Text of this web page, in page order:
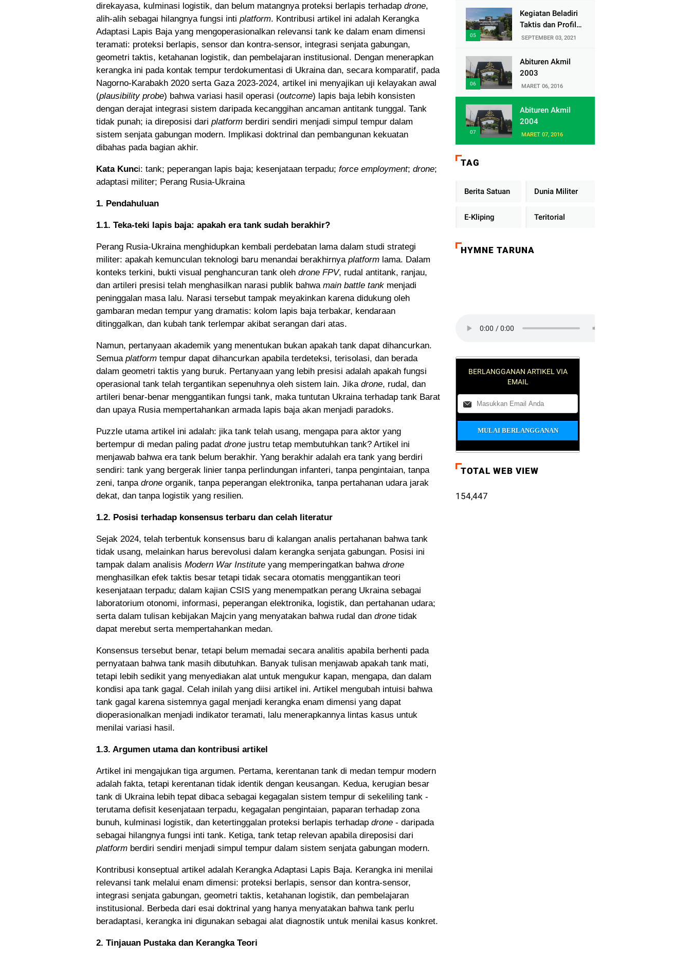
direkayasa, kulminasi logistik, dan belum matangnya proteksi berlapis terhadap drone,
alih-alih sebagai hilangnya fungsi inti platform. Kontribusi artikel ini adalah Kerangka
Adaptasi Lapis Baja yang mengoperasionalkan relevansi tank ke dalam enam dimensi
teramati: proteksi berlapis, sensor dan kontra-sensor, integrasi senjata gabungan,
geometri taktis, ketahanan logistik, dan pembelajaran institusional. Dengan menerapkan
kerangka ini pada kontak tempur terdokumentasi di Ukraina dan, secara komparatif, pada
Nagorno-Karabakh 2020 serta Gaza 2023-2024, artikel ini menyajikan uji kelayakan awal
(plausibility probe) bahwa variasi hasil operasi (outcome) lapis baja lebih konsisten
dengan derajat integrasi sistem daripada kecanggihan ancaman antitank tunggal. Tank
tidak punah; ia direposisi dari platform berdiri sendiri menjadi simpul tempur dalam
sistem senjata gabungan modern. Implikasi doktrinal dan pembangunan kekuatan
dibahas pada bagian akhir.
Kata Kunci: tank; peperangan lapis baja; kesenjataan terpadu; force employment; drone;
adaptasi militer; Perang Rusia-Ukraina
1. Pendahuluan
1.1. Teka-teki lapis baja: apakah era tank sudah berakhir?
Perang Rusia-Ukraina menghidupkan kembali perdebatan lama dalam studi strategi
militer: apakah kemunculan teknologi baru menandai berakhirnya platform lama. Dalam
konteks terkini, bukti visual penghancuran tank oleh drone FPV, rudal antitank, ranjau,
dan artileri presisi telah menghasilkan narasi publik bahwa main battle tank menjadi
peninggalan masa lalu. Narasi tersebut tampak meyakinkan karena didukung oleh
gambaran medan tempur yang dramatis: kolom lapis baja terbakar, kendaraan
ditinggalkan, dan kubah tank terlempar akibat serangan dari atas.
Namun, pertanyaan akademik yang menentukan bukan apakah tank dapat dihancurkan.
Semua platform tempur dapat dihancurkan apabila terdeteksi, terisolasi, dan berada
dalam geometri taktis yang buruk. Pertanyaan yang lebih presisi adalah apakah fungsi
operasional tank telah tergantikan sepenuhnya oleh sistem lain. Jika drone, rudal, dan
artileri benar-benar menggantikan fungsi tank, maka tuntutan Ukraina terhadap tank Barat
dan upaya Rusia mempertahankan armada lapis baja akan menjadi paradoks.
Puzzle utama artikel ini adalah: jika tank telah usang, mengapa para aktor yang
bertempur di medan paling padat drone justru tetap membutuhkan tank? Artikel ini
menjawab bahwa era tank belum berakhir. Yang berakhir adalah era tank yang berdiri
sendiri: tank yang bergerak linier tanpa perlindungan infanteri, tanpa pengintaian, tanpa
zeni, tanpa drone organik, tanpa peperangan elektronika, tanpa pertahanan udara jarak
dekat, dan tanpa logistik yang resilien.
1.2. Posisi terhadap konsensus terbaru dan celah literatur
Sejak 2024, telah terbentuk konsensus baru di kalangan analis pertahanan bahwa tank
tidak usang, melainkan harus berevolusi dalam kerangka senjata gabungan. Posisi ini
tampak dalam analisis Modern War Institute yang memperingatkan bahwa drone
menghasilkan efek taktis besar tetapi tidak secara otomatis menggantikan teori
kesenjataan terpadu; dalam kajian CSIS yang menempatkan perang Ukraina sebagai
laboratorium otonomi, informasi, peperangan elektronika, logistik, dan pertahanan udara;
serta dalam tulisan kebijakan Majcin yang menyatakan bahwa rudal dan drone tidak
dapat merebut serta mempertahankan medan.
Konsensus tersebut benar, tetapi belum memadai secara analitis apabila berhenti pada
pernyataan bahwa tank masih dibutuhkan. Banyak tulisan menjawab apakah tank mati,
tetapi lebih sedikit yang menyediakan alat untuk mengukur kapan, mengapa, dan dalam
kondisi apa tank gagal. Celah inilah yang diisi artikel ini. Artikel mengubah intuisi bahwa
tank gagal karena sistemnya gagal menjadi kerangka enam dimensi yang dapat
dioperasionalkan menjadi indikator teramati, lalu menerapkannya lintas kasus untuk
menilai variasi hasil.
1.3. Argumen utama dan kontribusi artikel
Artikel ini mengajukan tiga argumen. Pertama, kerentanan tank di medan tempur modern
adalah fakta, tetapi kerentanan tidak identik dengan keusangan. Kedua, kerugian besar
tank di Ukraina lebih tepat dibaca sebagai kegagalan sistem tempur di sekeliling tank -
terutama defisit kesenjataan terpadu, kegagalan pengintaian, paparan terhadap zona
bunuh, kulminasi logistik, dan ketertinggalan proteksi berlapis terhadap drone - daripada
sebagai hilangnya fungsi inti tank. Ketiga, tank tetap relevan apabila direposisi dari
platform berdiri sendiri menjadi simpul tempur dalam sistem senjata gabungan modern.
Kontribusi konseptual artikel adalah Kerangka Adaptasi Lapis Baja. Kerangka ini menilai
relevansi tank melalui enam dimensi: proteksi berlapis, sensor dan kontra-sensor,
integrasi senjata gabungan, geometri taktis, ketahanan logistik, dan pembelajaran
institusional. Berbeda dari esai doktrinal yang hanya menyatakan bahwa tank perlu
beradaptasi, kerangka ini digunakan sebagai alat diagnostik untuk menilai kasus konkret.
2. Tinjauan Pustaka dan Kerangka Teori
Kegiatan Beladiri
Taktis dan Profil
Satuan Yonif
SEPTEMBER 03, 2021
Abituren Akmil
2003
MARET 06, 2016
Abituren Akmil
2004
MARET 07, 2016
TAG
Berita Satuan Dunia Militer
E-Kliping Teritorial
HYMNE TARUNA
BERLANGGANAN ARTIKEL VIA
EMAIL
TOTAL WEB VIEW
154,447